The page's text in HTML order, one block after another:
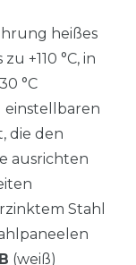
heißes
+110 °C, in
°C
einstellbaren
die den
ausrichten
Stahl
(weiß)